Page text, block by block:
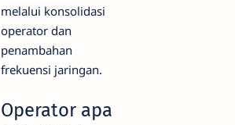
melalui konsolidasi
operator dan
penambahan
frekuensi jaringan.
Operator apa